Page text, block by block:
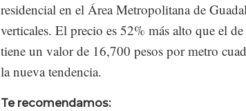
residencial en el Área Metropolitana de
verticales. El precio es 52% más alto que el
tiene un valor de 16,700 pesos por metro
la nueva tendencia.
Te recomendamos: